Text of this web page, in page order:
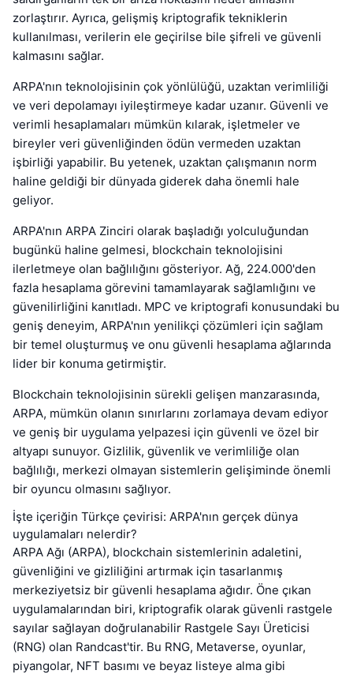
zorlaştırır. Ayrıca, gelişmiş kriptografik tekniklerin
kullanılması, verilerin ele geçirilse bile şifreli ve güvenli
kalmasını sağlar.
ARPA'nın teknolojisinin çok yönlülüğü, uzaktan verimliliği
ve veri depolamayı iyileştirmeye kadar uzanır. Güvenli ve
verimli hesaplamaları mümkün kılarak, işletmeler ve
bireyler veri güvenliğinden ödün vermeden uzaktan
işbirliği yapabilir. Bu yetenek, uzaktan çalışmanın norm
haline geldiği bir dünyada giderek daha önemli hale
geliyor.
ARPA'nın ARPA Zinciri olarak başladığı yolculuğundan
bugünkü haline gelmesi, blockchain teknolojisini
ilerletmeye olan bağlılığını gösteriyor. Ağ, 224.000'den
fazla hesaplama görevini tamamlayarak sağlamlığını ve
güvenilirliğini kanıtladı. MPC ve kriptografi konusundaki bu
geniş deneyim, ARPA'nın yenilikçi çözümleri için sağlam
bir temel oluşturmuş ve onu güvenli hesaplama ağlarında
lider bir konuma getirmiştir.
Blockchain teknolojisinin sürekli gelişen manzarasında,
ARPA, mümkün olanın sınırlarını zorlamaya devam ediyor
ve geniş bir uygulama yelpazesi için güvenli ve özel bir
altyapı sunuyor. Gizlilik, güvenlik ve verimliliğe olan
bağlılığı, merkezi olmayan sistemlerin gelişiminde önemli
bir oyuncu olmasını sağlıyor.
İşte içeriğin Türkçe çevirisi: ARPA'nın gerçek dünya
uygulamaları nelerdir?
ARPA Ağı (ARPA), blockchain sistemlerinin adaletini,
güvenliğini ve gizliliğini artırmak için tasarlanmış
merkeziyetsiz bir güvenli hesaplama ağıdır. Öne çıkan
uygulamalarından biri, kriptografik olarak güvenli rastgele
sayılar sağlayan doğrulanabilir Rastgele Sayı Üreticisi
(RNG) olan Randcast'tir. Bu RNG, Metaverse, oyunlar,
piyangolar, NFT basımı ve beyaz listeye alma gibi